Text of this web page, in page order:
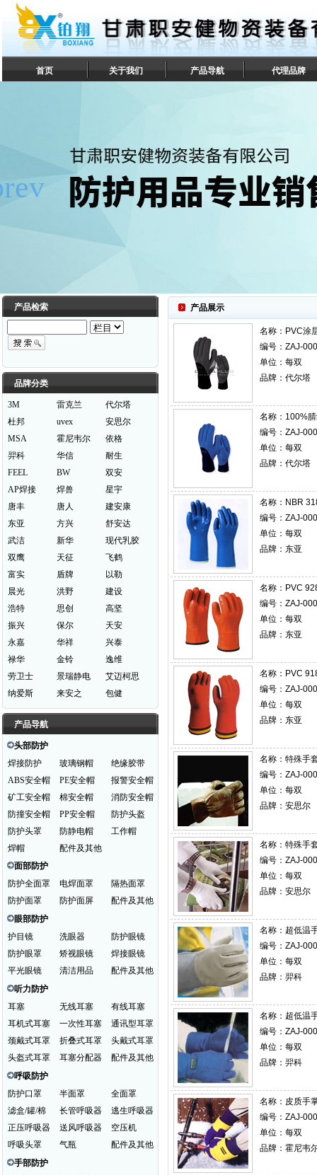
首页 关于我们 产品导航 代理品牌
产品检索
品牌分类
3M 雷克兰
代尔塔
杜邦
uvex
安思尔
MSA
霍尼韦尔
依格
羿科
华信
耐生
FEEL
BW
双安
AP焊接
焊兽
星宇
唐丰
唐人
建安康
东亚
方兴
舒安达
武洁
新华
现代乳胶
双鹰
天征
飞鹤
富实
盾牌
以勒
晨光
洪野
建设
浩特
思创
高坚
振兴
保尔
天安
永嘉
华祥
兴泰
禄华
金铃
逸维
劳卫士
景瑞静电
艾迈柯思
纳爱斯
来安之 包健
产品导航
头部防护
焊接防护
玻璃钢帽
绝缘胶带
ABS安全帽
PE安全帽
报警安全帽
矿工安全帽
棉安全帽
消防安全帽
防撞安全帽
PP安全帽
防护头盔
防护头罩
防静电帽
工作帽
焊帽
配件及其他
面部防护
防护全面罩
电焊面罩
隔热面罩
防护面罩
防护面屏
配件及其他
眼部防护
护目镜
洗眼器
防护眼镜
防护眼罩
矫视眼镜
焊接眼镜
平光眼镜
清洁用品
配件及其他
听力防护
耳塞
无线耳塞
有线耳塞
耳机式耳塞
一次性耳塞
通讯型耳罩
颈戴式耳罩
折叠式耳罩
头戴式耳罩
头盔式耳罩
耳塞分配器
配件及其他
呼吸防护
防护口罩
半面罩
全面罩
滤盒/罐/棉
长管呼吸器
逃生呼吸器
正压呼吸器
送风呼吸器
空压机
呼吸头罩
气瓶
配件及其他
手部防护
产品展示
名称： PVC涂
编号：ZAJ-
单位：每双
品牌：代尔塔
名称： 100%
编号：ZAJ-
单位：每双
品牌：代尔塔
名称： NBR
编号：ZAJ-
单位：每双
品牌：东亚
名称： PVC
编号：ZAJ-
单位：每双
品牌：东亚
名称： PVC
编号：ZAJ-
单位：每双
品牌：东亚
名称： 特殊手
编号：ZAJ-
单位：每双
品牌：安思尔
名称： 特殊手
编号：ZAJ-
单位：每双
品牌：安思尔
名称： 超低温
编号：ZAJ-
单位：每双
品牌：羿科
名称： 超低温
编号：ZAJ-
单位：每双
品牌：羿科
名称： 皮质手
编号：ZAJ-
单位：每双
品牌：霍尼韦